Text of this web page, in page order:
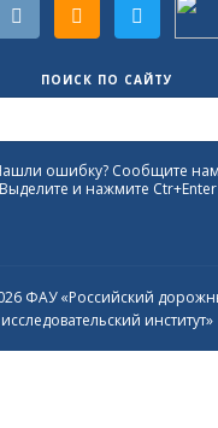
ПОИСК ПО САЙТУ
ошибку? Сообщите
Выделите и нажмите Ctr+Enter
ФАУ «Российский
исследовательский институт»